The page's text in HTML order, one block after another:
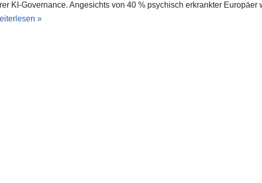
KI-Governance. Angesichts von 40 % psychisch erkrankter
»